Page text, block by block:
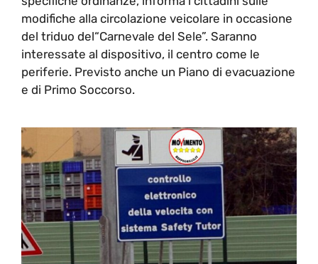
modifiche alla circolazione veicolare in occasione
del triduo del“Carnevale del Sele”. Saranno
interessate al dispositivo, il centro come le
periferie. Previsto anche un Piano di evacuazione
e di Primo Soccorso.